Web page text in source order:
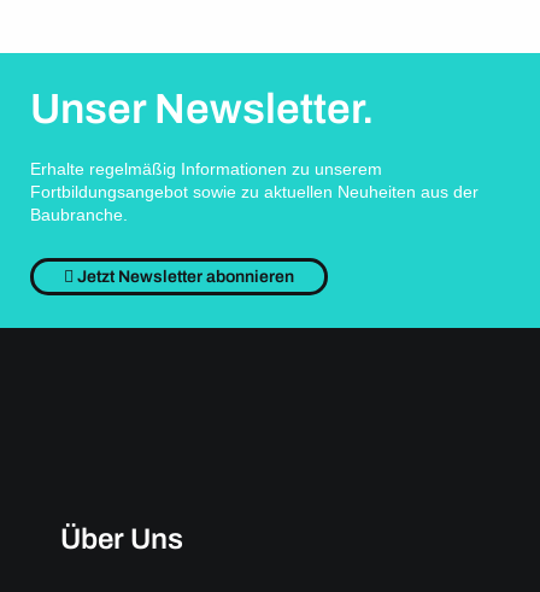
Unser Newsletter.
Erhalte regelmäßig Informationen zu unserem
Fortbildungsangebot sowie zu aktuellen Neuheiten aus der
Baubranche.
Jetzt Newsletter abonnieren
Über Uns